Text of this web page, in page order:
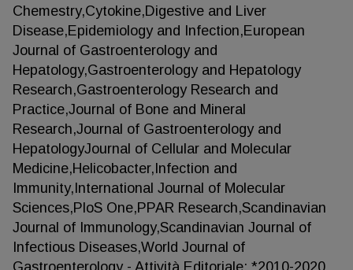
Chemestry,Cytokine,Digestive and Liver
Disease,Epidemiology and Infection,European
Journal of Gastroenterology and
Hepatology,Gastroenterology and Hepatology
Research,Gastroenterology Research and
Practice,Journal of Bone and Mineral
Research,Journal of Gastroenterology and
HepatologyJournal of Cellular and Molecular
Medicine,Helicobacter,Infection and
Immunity,International Journal of Molecular
Sciences,PloS One,PPAR Research,Scandinavian
Journal of Immunology,Scandinavian Journal of
Infectious Diseases,World Journal of
Gastroenterology - Attività Editoriale: *2010-2020